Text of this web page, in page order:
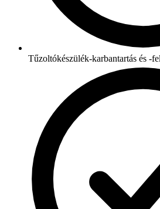
Tűzoltókészülék-karbantartás és -